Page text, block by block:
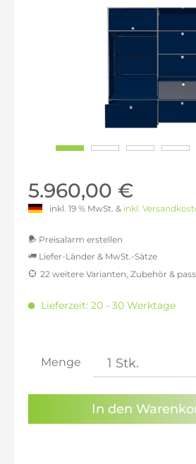
5.960,00 €
inkl. 19 % MwSt. & inkl.
Preisalarm erstellen
Sie haben die
Kenntnis genommen.
Liefer-Länder & MwSt.-Sätze
inkl. 16% MwSt.: 5.809,75 €
inkl. 20% MwSt.: 6.010,08 €
inkl. 21% MwSt.: 6.060,17 €
inkl. 22% MwSt.: 6.110,25 €
22 weitere Varianten, Zubehör &
Lieferzeit: 20 - 30 Werktage
Menge
In den